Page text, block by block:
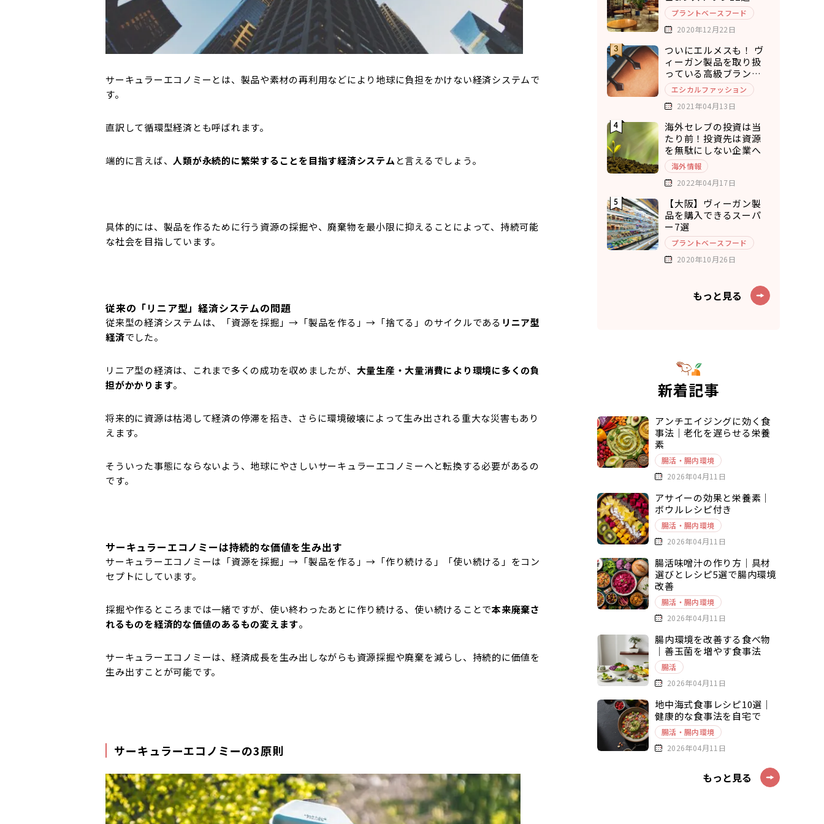
サーキュラーエコノミーとは、製品や素材の再利用などにより地球に負担をかけない経済システムで
す。
直訳して循環型経済とも呼ばれます。
端的に言えば、 人類が永続的に繁栄することを目指す経済システム と言えるでしょう。
具体的には、製品を作るために行う資源の採掘や、廃棄物を最小限に抑えることによって、持続可能
な社会を目指しています。
従来の「リニア型」経済システムの問題
従来型の経済システムは、「資源を採掘」→「製品を作る」→「捨てる」のサイクルである リニア型
経済でした。
リニア型の経済は、これまで多くの成功を収めましたが、 大量生産・大量消費により環境に多くの負
担がかかります。
将来的に資源は枯渇して経済の停滞を招き、さらに環境破壊によって生み出される重大な災害もあり
えます。
そういった事態にならないよう、地球にやさしいサーキュラーエコノミーへと転換する必要があるの
です。
サーキュラーエコノミーは持続的な価値を生み出す
サーキュラーエコノミーは「資源を採掘」→「製品を作る」→「作り続ける」「使い続ける」をコン
セプトにしています。
採掘や作るところまでは一緒ですが、使い終わったあとに作り続ける、使い続けることで本来廃棄さ
れるものを経済的な価値のあるもの変えます。
サーキュラーエコノミーは、経済成長を生み出しながらも資源採掘や廃棄を減らし、持続的に価値を
生み出すことが可能です。
サーキュラーエコノミーの3原則
プラントベースフード
2020年12月22日
ついにエルメスも！ ヴ
ィーガン製品を取り扱
っている高級ブランド7
選エシカルファッション
2021年04月13日
海外セレブの投資は当
たり前！投資先は資源
を無駄にしない企業へ
海外情報
2022年04月17日
【大阪】ヴィーガン製
品を購入できるスーパ
ー7選
プラントベースフード
2020年10月26日
もっと見る
新着記事
アンチエイジングに効く食
事法｜老化を遅らせる栄養
素
腸活・腸内環境
2026年04月11日
アサイーの効果と栄養素｜
ボウルレシピ付き
腸活・腸内環境
2026年04月11日
腸活味噌汁の作り方｜具材
選びとレシピ5選で腸内環境
改善
腸活・腸内環境
2026年04月11日
腸内環境を改善する食べ物
｜善玉菌を増やす食事法
腸活
2026年04月11日
地中海式食事レシピ10選｜
健康的な食事法を自宅で
腸活・腸内環境
2026年04月11日
もっと見る